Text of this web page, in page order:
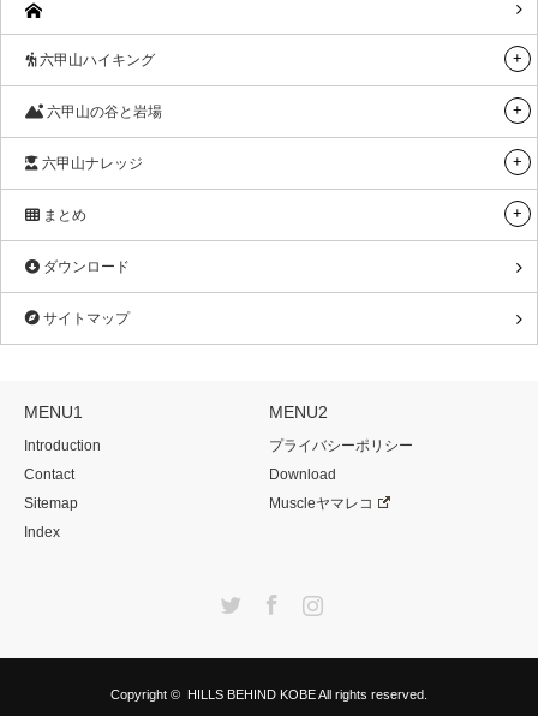
六甲山ハイキング
六甲山の谷と岩場
六甲山ナレッジ
まとめ
ダウンロード
サイトマップ
MENU1
Introduction
Contact
Sitemap
Index
MENU2
プライバシーポリシー
Download
Muscleヤマレコ
Copyright © HILLS BEHIND KOBEAll rights reserved.